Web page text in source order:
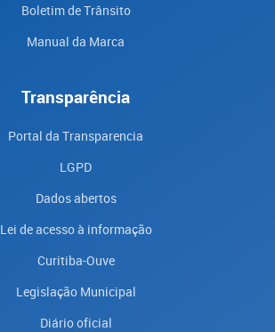
Boletim de Trânsito
Manual da Marca
Transparência
Portal da Transparencia
LGPD
Dados abertos
Lei de acesso à informação
Curitiba-Ouve
Legislação Municipal
Diário oficial